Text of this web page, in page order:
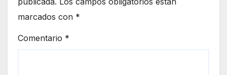
marcados con *
Comentario *